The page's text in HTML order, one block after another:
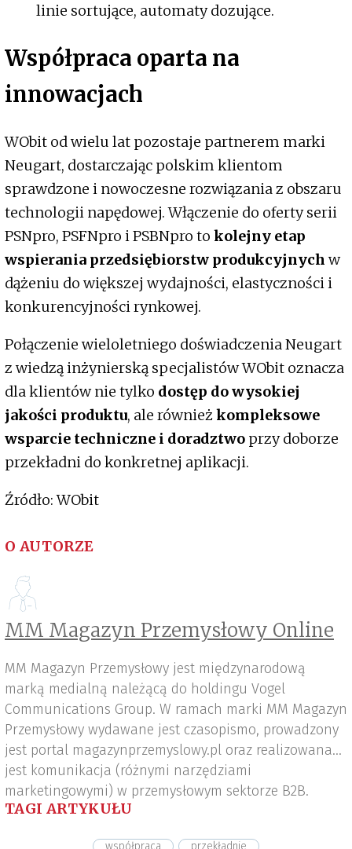
linie sortujące, automaty dozujące.
Współpraca oparta na
innowacjach
WObit od wielu lat pozostaje partnerem marki
Neugart, dostarczając polskim klientom
sprawdzone i nowoczesne rozwiązania z obszaru
technologii napędowej. Włączenie do oferty serii
PSNpro, PSFNpro i PSBNpro to kolejny etap
wspierania przedsiębiorstw produkcyjnychw
dążeniu do większej wydajności, elastyczności i
konkurencyjności rynkowej.
Połączenie wieloletniego doświadczenia Neugart
z wiedzą inżynierską specjalistów WObit oznacza
dla klientów nie tylko dostęp do wysokiej
jakości produktu, ale równieżkompleksowe
wsparcie techniczne i doradztwo przy doborze
przekładni do konkretnej aplikacji.
Źródło: WObit
O AUTORZE
MM Magazyn Przemysłowy Online
MM Magazyn Przemysłowy jest międzynarodową
marką medialną należącą do holdingu Vogel
Communications Group. W ramach marki MM Magazyn
Przemysłowy wydawane jest czasopismo, prowadzony
jest portal magazynprzemyslowy.pl oraz realizowana
jest komunikacja (różnymi narzędziami
marketingowymi) w przemysłowym sektorze B2B.
TAGI ARTYKUŁU
współpraca przekładnie